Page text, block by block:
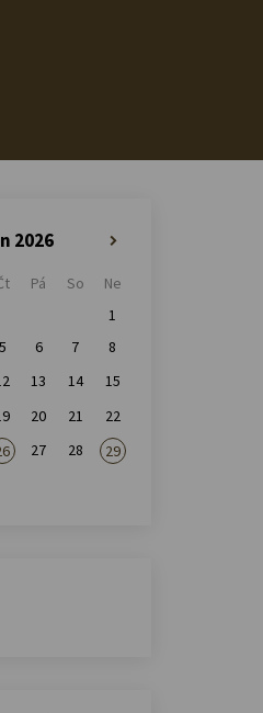
2026
Pá So
Ne
1
5 6 7
8
13 14
15
20 21
22
27 28
29